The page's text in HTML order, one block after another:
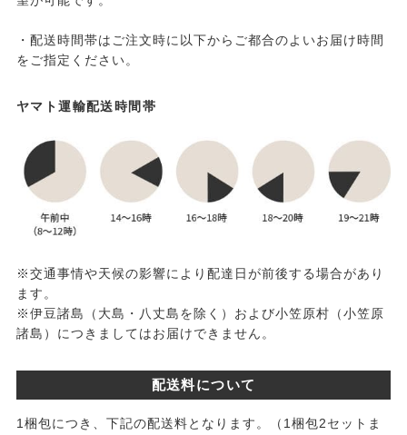
・配送時間帯はご注文時に以下からご都合のよいお届け時間
をご指定ください。
ヤマト運輸配送時間帯
※交通事情や天候の影響により配達日が前後する場合があり
ます。
※伊豆諸島（大島・八丈島を除く）および小笠原村（小笠原
諸島）につきましてはお届けできません。
配送料について
1梱包につき、下記の配送料となります。（1梱包2セットま